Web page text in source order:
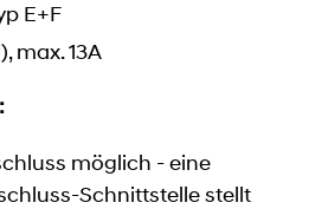
E+F
max. 13A
möglich - eine
Schnittstelle stellt